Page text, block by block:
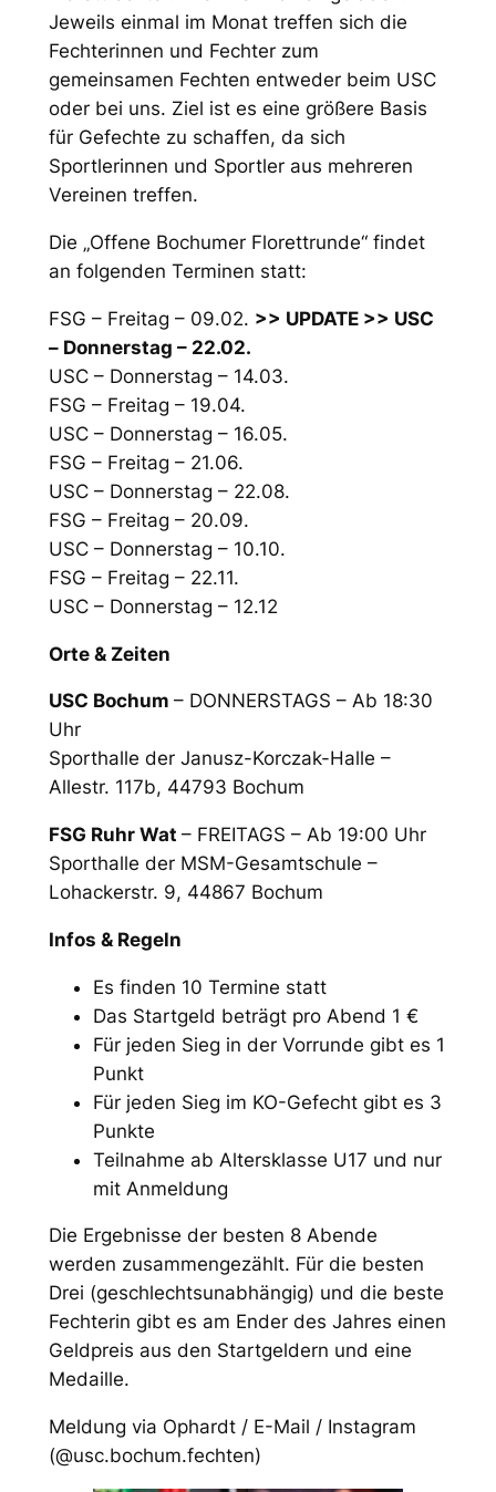
Jeweils einmal im Monat treffen sich die
Fechterinnen und Fechter zum
gemeinsamen Fechten entweder beim USC
oder bei uns. Ziel ist es eine größere Basis
für Gefechte zu schaffen, da sich
Sportlerinnen und Sportler aus mehreren
Vereinen treffen.
Die „Offene Bochumer Florettrunde“ findet
an folgenden Terminen statt:
FSG – Freitag – 09.02. >> UPDATE >> USC
– Donnerstag – 22.02.
USC – Donnerstag – 14.03.
FSG – Freitag – 19.04.
USC – Donnerstag – 16.05.
FSG – Freitag – 21.06.
USC – Donnerstag – 22.08.
FSG – Freitag – 20.09.
USC – Donnerstag – 10.10.
FSG – Freitag – 22.11.
USC – Donnerstag – 12.12
Orte & Zeiten
USC Bochum – DONNERSTAGS – Ab 18:30
Uhr
Sporthalle der Janusz-Korczak-Halle –
Allestr. 117b, 44793 Bochum
FSG Ruhr Wat – FREITAGS – Ab 19:00 Uhr
Sporthalle der MSM-Gesamtschule –
Lohackerstr. 9, 44867 Bochum
Infos & Regeln
Es finden 10 Termine statt
Das Startgeld beträgt pro Abend 1 €
Für jeden Sieg in der Vorrunde gibt es 1
Punkt
Für jeden Sieg im KO-Gefecht gibt es 3
Punkte
Teilnahme ab Altersklasse U17 und nur
mit Anmeldung
Die Ergebnisse der besten 8 Abende
werden zusammengezählt. Für die besten
Drei (geschlechtsunabhängig) und die beste
Fechterin gibt es am Ender des Jahres einen
Geldpreis aus den Startgeldern und eine
Medaille.
Meldung via Ophardt / E-Mail / Instagram
(@usc.bochum.fechten)